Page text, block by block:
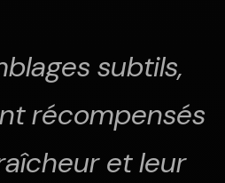
subtils,
récompensés
et leur